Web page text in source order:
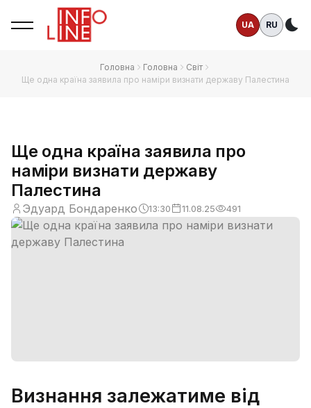
UA RU
Головна Головна
Світ
Ще одна країна заявила про наміри визнати державу Палестина
Ще одна країна заявила про
наміри визнати державу
Палестина
Эдуард Бондаренко 13:30 11.08.25 491
Визнання залежатиме від